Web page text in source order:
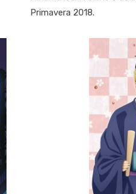
Primavera 2018.